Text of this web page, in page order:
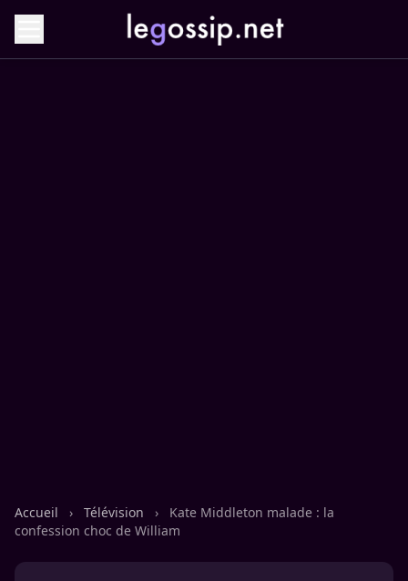
Accueil › Télévision ›
Kate Middleton malade : la
confession choc de William